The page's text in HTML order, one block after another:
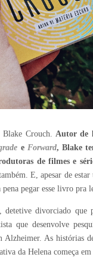
Crouch. Autor de
e Forward, Blake
de filmes e
E, apesar de
pegar esse livro pra
detetive divorciado
que desenvolve
As histórias
da Helena começa